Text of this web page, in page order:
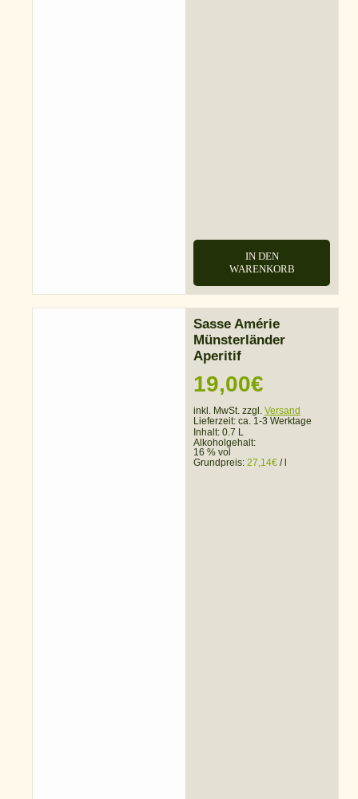
IN DEN
WARENKORB
Sasse Amérie
Münsterländer
Aperitif
19,00€
inkl. MwSt. zzgl. Versand
Lieferzeit: ca. 1-3 Werktage
Inhalt: 0.7 L
Alkoholgehalt:
16 % vol
Grundpreis: 27,14€ /